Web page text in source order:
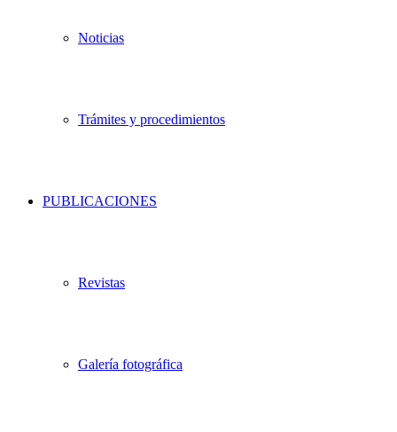
Noticias
Trámites y procedimientos
PUBLICACIONES
Revistas
Galería fotográfica